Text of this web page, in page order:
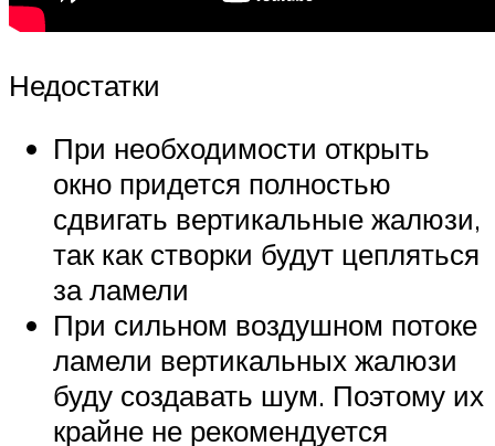
Недостатки
При необходимости открыть
окно придется полностью
сдвигать вертикальные жалюзи,
так как створки будут цепляться
за ламели
При сильном воздушном потоке
ламели вертикальных жалюзи
буду создавать шум. Поэтому их
крайне не рекомендуется